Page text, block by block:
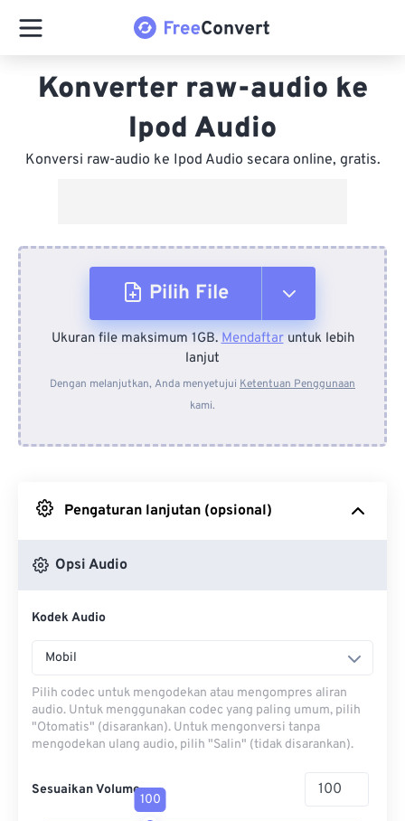
Konverter raw-audio ke
Ipod Audio
Konversi raw-audio ke Ipod Audio secara online, gratis.
Pilih File
Dari Perangkat
Dari Dropbox
Ukuran file maksimum 1GB.Mendaftaruntuk lebih
lanjut
Dengan melanjutkan, Anda menyetujui Ketentuan Penggunaan
kami.
Pengaturan lanjutan (opsional)
Opsi Audio
Kodek Audio
Mobil
Pilih codec untuk mengodekan atau mengompres aliran
audio. Untuk menggunakan codec yang paling umum, pilih
"Otomatis" (disarankan). Untuk mengonversi tanpa
mengodekan ulang audio, pilih "Salin" (tidak disarankan).
Sesuaikan Volume
100